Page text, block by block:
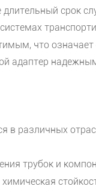
длительный срок
что
адаптер
в различных
трубок и